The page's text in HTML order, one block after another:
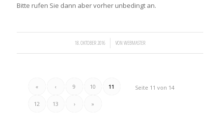
Bitte rufen Sie dann aber vorher unbedingt an.
18. OKTOBER 2016
/ VON WEBMASTER
Seite 11 von 14
« ‹ 9 10 11
12 13 › »